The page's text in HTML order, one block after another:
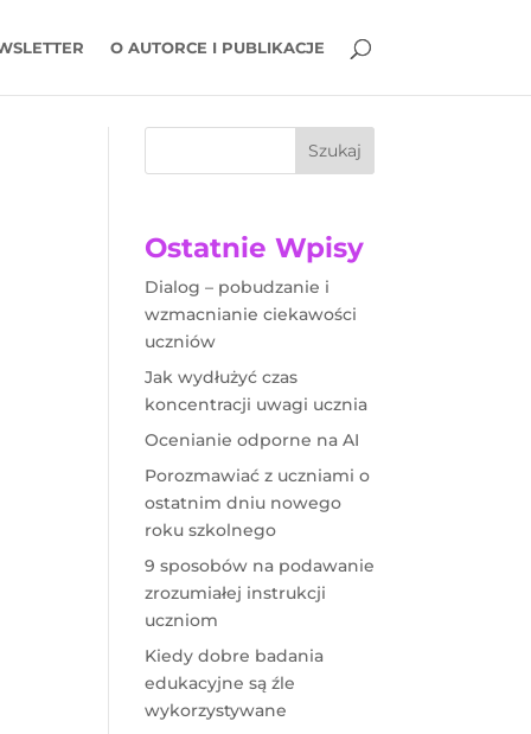
O AUTORCE I PUBLIKACJE
Szukaj
Ostatnie Wpisy
Dialog – pobudzanie i
wzmacnianie ciekawości
uczniów
Jak wydłużyć czas
koncentracji uwagi ucznia
Ocenianie odporne na AI
Porozmawiać z uczniami o
ostatnim dniu nowego
roku szkolnego
9 sposobów na podawanie
zrozumiałej instrukcji
uczniom
Kiedy dobre badania
edukacyjne są źle
wykorzystywane